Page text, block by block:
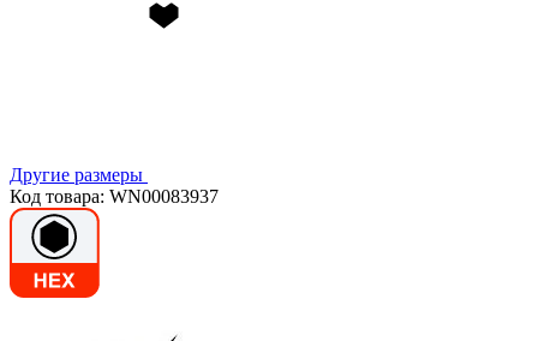
Другие размеры
Код товара: WN00083937